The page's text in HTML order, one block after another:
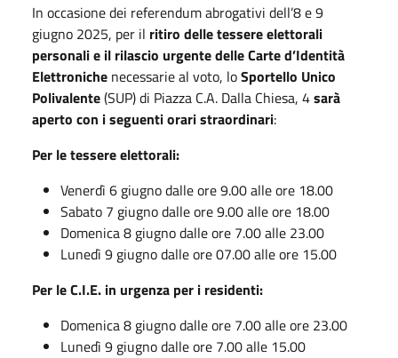
In occasione dei referendum abrogativi dell’8 e 9
giugno 2025, per il ritiro delle tessere elettorali
personali e il rilascio urgente delle Carte d’Identità
Elettroniche necessarie al voto, loSportello Unico
Polivalente(SUP) di Piazza C.A. Dalla Chiesa, 4sarà
aperto con i seguenti orari straordinari:
Per le tessere elettorali:
Venerdì 6 giugno dalle ore 9.00 alle ore 18.00
Sabato 7 giugno dalle ore 9.00 alle ore 18.00
Domenica 8 giugno dalle ore 7.00 alle 23.00
Lunedì 9 giugno dalle ore 07.00 alle ore 15.00
Per le C.I.E. in urgenza per i residenti:
Domenica 8 giugno dalle ore 7.00 alle ore 23.00
Lunedì 9 giugno dalle ore 7.00 alle 15.00